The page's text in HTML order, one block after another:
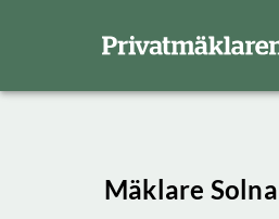
Mäklare Solna